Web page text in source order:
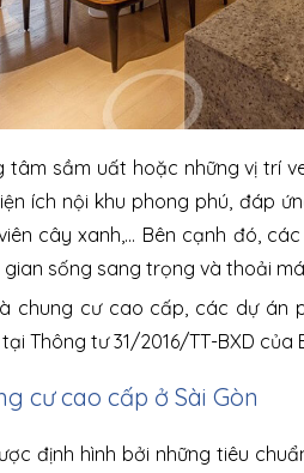
tâm sầm uất hoặc những vị trí
ích nội khu phong phú, đáp
cây xanh,... Bên cạnh đó,
sống sang trọng và thoải
chung cư cao cấp, các dự án
Thông tư 31/2016/TT-BXD của
cư cao cấp ở Sài Gòn
định hình bởi những tiêu